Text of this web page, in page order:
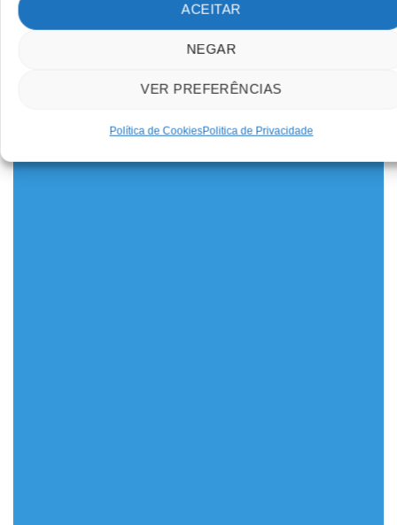
ACEITAR
NEGAR
VER PREFERÊNCIAS
Política de CookiesPolitica de Privacidade